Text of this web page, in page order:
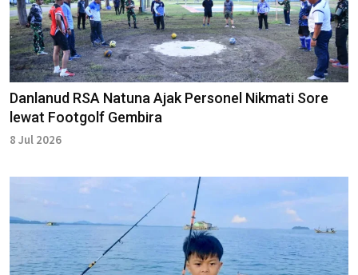
Danlanud RSA Natuna Ajak Personel Nikmati Sore
lewat Footgolf Gembira
8 Jul 2026